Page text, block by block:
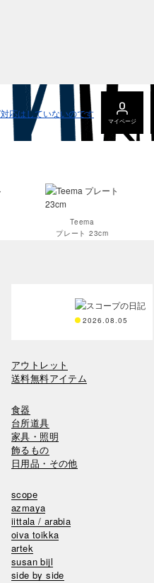
マイページ
Teema
プレート 23cm
2026.08.05
アウトレット
送料無料アイテム
食器
台所道具
家具・照明
飾るもの
日用品・その他
scope
azmaya
iittala / arabia
oiva toikka
artek
susan bijl
side by side